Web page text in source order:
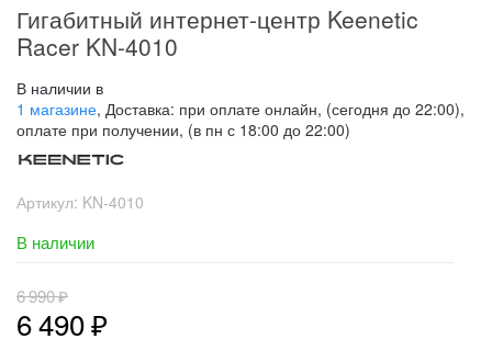
Гигабитный интернет-центр Keenetic
Racer KN-4010
В наличии в
1 магазине, Доставка: при оплате онлайн, (сегодня до 22:00),
оплате при получении, (в пн с 18:00 до 22:00)
Артикул: KN-4010
В наличии
6 490₽
6 990₽